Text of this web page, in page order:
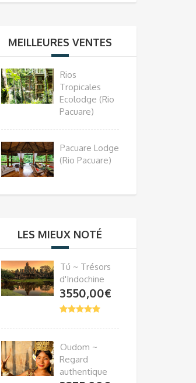
MEILLEURES VENTES
Rios
Tropicales
Ecolodge (Rio
Pacuare)
Pacuare Lodge
(Rio Pacuare)
LES MIEUX NOTÉ
Tú ~ Trésors
d'Indochine
3550,00€
Oudom ~
Regard
authentique